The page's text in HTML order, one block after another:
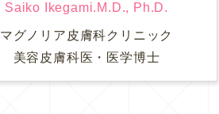
Saiko Ikegami.M.D., Ph.D.
マグノリア皮膚科クリニック
美容皮膚科医・医学博士